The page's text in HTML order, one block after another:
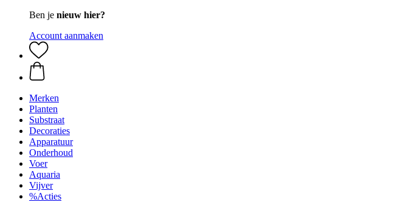
Ben je nieuw hier?
Account aanmaken
Merken
Planten
Substraat
Decoraties
Apparatuur
Onderhoud
Voer
Aquaria
Vijver
%Acties